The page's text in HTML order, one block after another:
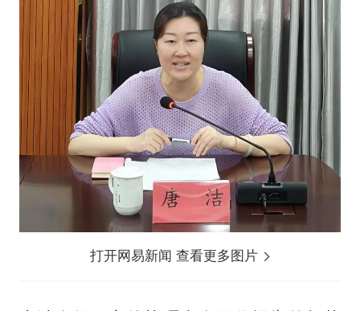
打开网易新闻 查看更多图片